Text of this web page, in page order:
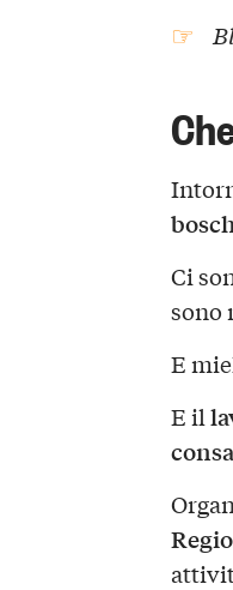
Ci
sono
E
E il